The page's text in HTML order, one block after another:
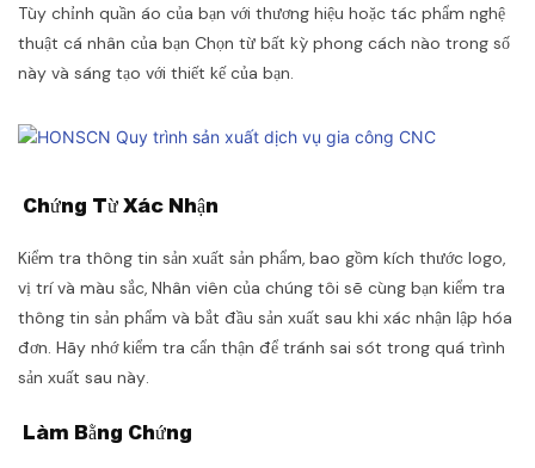
Tùy chỉnh quần áo của bạn với thương hiệu hoặc tác phẩm nghệ
thuật cá nhân của bạn Chọn từ bất kỳ phong cách nào trong số
này và sáng tạo với thiết kế của bạn.
Chứng Từ Xác Nhận
Kiểm tra thông tin sản xuất sản phẩm, bao gồm kích thước logo,
vị trí và màu sắc, Nhân viên của chúng tôi sẽ cùng bạn kiểm tra
thông tin sản phẩm và bắt đầu sản xuất sau khi xác nhận lập hóa
đơn. Hãy nhớ kiểm tra cẩn thận để tránh sai sót trong quá trình
sản xuất sau này.
Làm Bằng Chứng